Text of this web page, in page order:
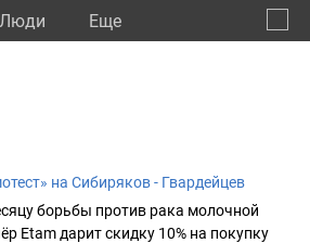
Люди Eще
на Сибиряков - Гвардейцев
борьбы против рака молочной
Etam дарит скидку 10% на покупку